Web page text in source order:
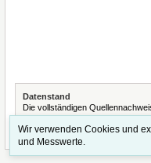
Datenstand
Die vollständigen
der SeiteQuellennachweise und
Wir verwenden Cookies und
und Messwerte.